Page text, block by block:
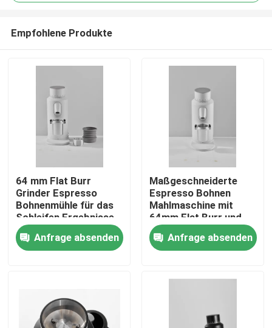
Haus
VR Show
Empfohlene Produkte
64 mm Flat Burr
Grinder Espresso
Bohnenmühle für das
Schleifen Ergebnisse
Anfrage absenden
Maßgeschneiderte
Espresso Bohnen
Mahlmaschine mit
64mm Flat Burr und
120g Kapazität
Anfrage absenden